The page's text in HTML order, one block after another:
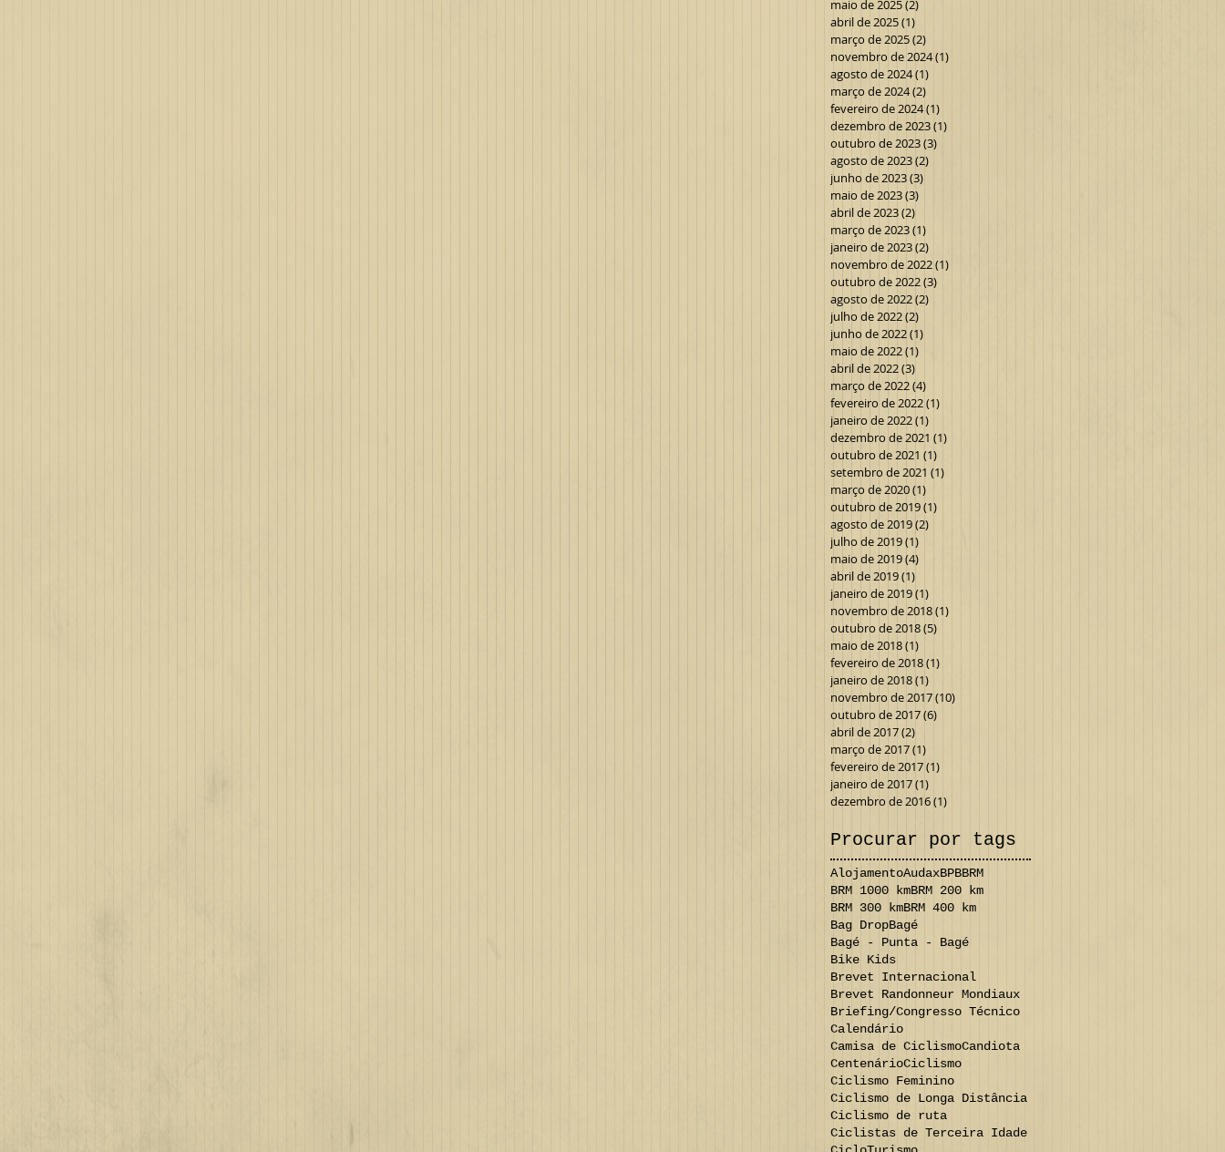
maio de 2025(2)
abril de 2025(1)
março de 2025(2)
novembro de 2024(1)
agosto de 2024(1)
março de 2024(2)
fevereiro de 2024(1)
dezembro de 2023(1)
outubro de 2023(3)
agosto de 2023(2)
junho de 2023(3)
maio de 2023(3)
abril de 2023(2)
março de 2023(1)
janeiro de 2023(2)
novembro de 2022(1)
outubro de 2022(3)
agosto de 2022(2)
julho de 2022(2)
junho de 2022(1)
maio de 2022(1)
abril de 2022(3)
março de 2022(4)
fevereiro de 2022(1)
janeiro de 2022(1)
dezembro de 2021 (1)
outubro de 2021 (1)
setembro de 2021 (1)
março de 2020(1)
outubro de 2019(1)
agosto de 2019(2)
julho de 2019(1)
maio de 2019(4)
abril de 2019(1)
janeiro de 2019(1)
novembro de 2018(1)
outubro de 2018(5)
maio de 2018(1)
fevereiro de 2018(1)
janeiro de 2018(1)
novembro de 2017(10)
outubro de 2017(6)
abril de 2017(2)
março de 2017(1)
fevereiro de 2017(1)
janeiro de 2017(1)
dezembro de 2016(1)
Procurar por tags
AlojamentoAudaxBPBBRM
BRM 1000 kmBRM 200 km
BRM 300 kmBRM 400 km
Bag DropBagé
Bagé - Punta - Bagé
Bike Kids
Brevet Internacional
Brevet Randonneur Mondiaux
Briefing/Congresso Técnico
Calendário
Camisa de CiclismoCandiota
CentenárioCiclismo
Ciclismo Feminino
Ciclismo de Longa Distância
Ciclismo de ruta
Ciclistas de Terceira Idade